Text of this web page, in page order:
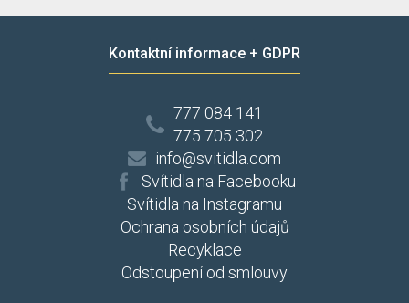
Kontaktní informace + GDPR
777 084 141
775 705 302
info@svitidla.com
Svítidla na Facebooku
Svítidla na Instagramu
Ochrana osobních údajů
Recyklace
Odstoupení od smlouvy